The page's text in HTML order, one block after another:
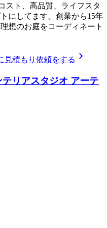
スト、高品質、ライフスタ
にしてます。創業から15年
想のお庭をコーディネート
見積もり依頼をする chevron_right
リアスタジオ アーテ